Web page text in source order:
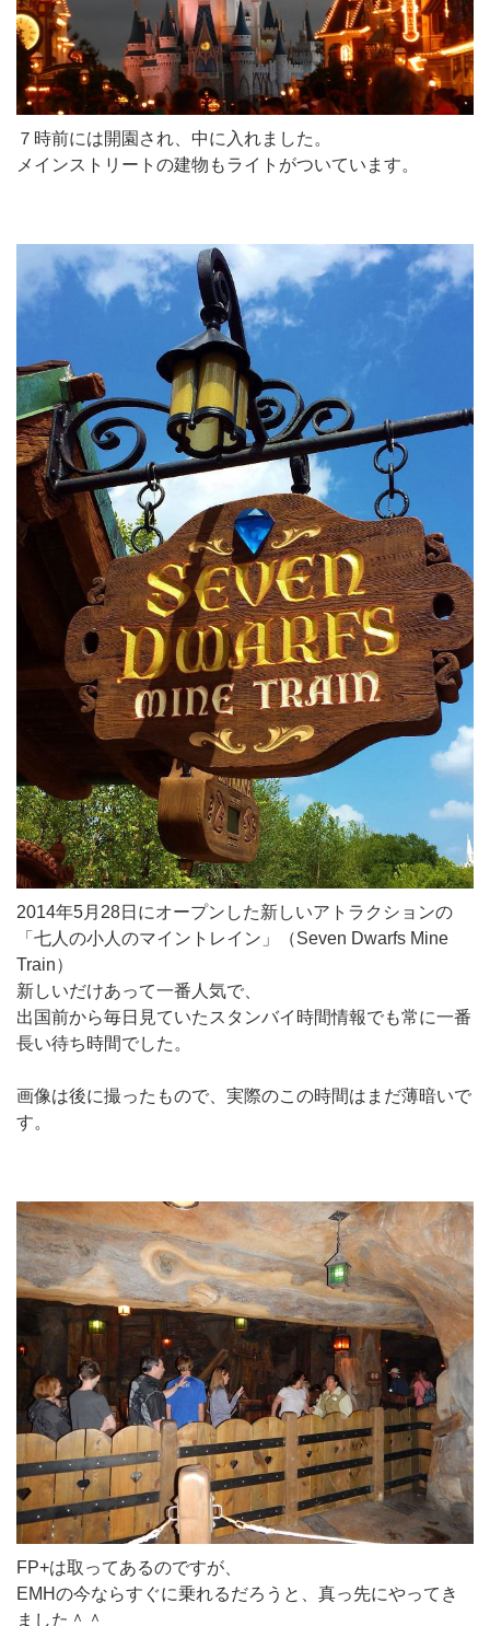
７時前には開園され、中に入れました。
メインストリートの建物もライトがついています。
2014年5月28日にオープンした新しいアトラクションの
「七人の小人のマイントレイン」（Seven Dwarfs Mine
Train）
新しいだけあって一番人気で、
出国前から毎日見ていたスタンバイ時間情報でも常に一番
長い待ち時間でした。
画像は後に撮ったもので、実際のこの時間はまだ薄暗いで
す。
FP+は取ってあるのですが、
EMHの今ならすぐに乗れるだろうと、真っ先にやってき
ました＾＾